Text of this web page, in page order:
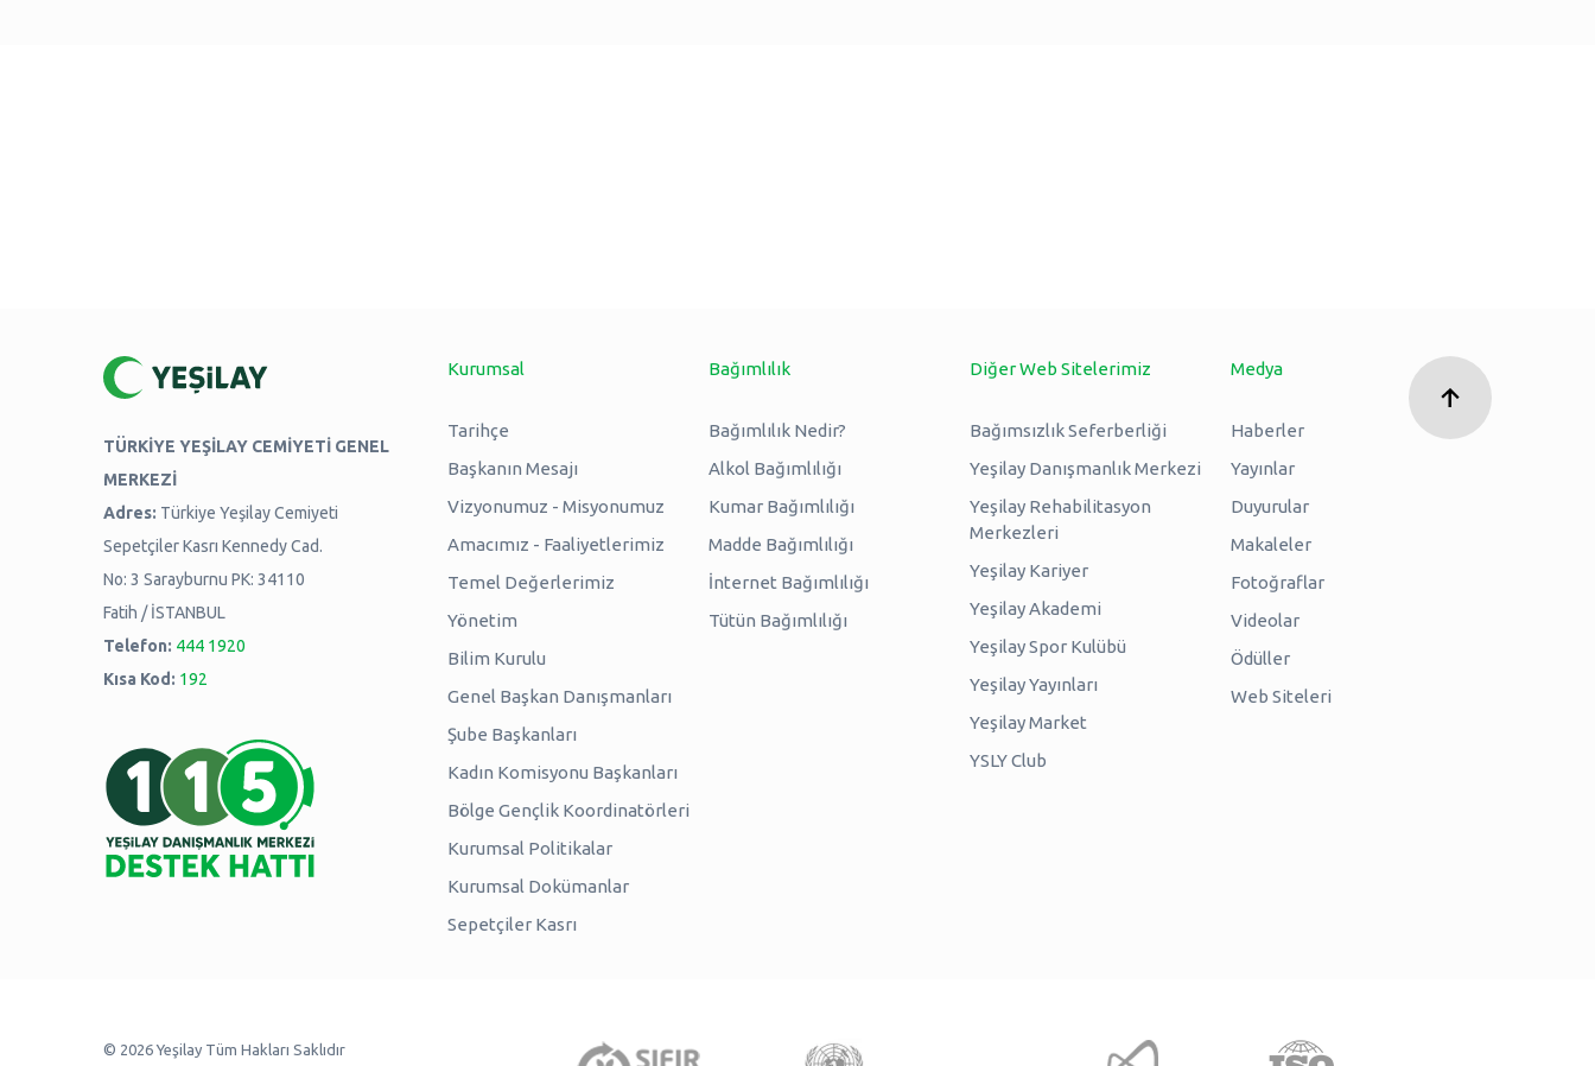
TÜRKİYE YEŞİLAY CEMİYETİ GENEL
MERKEZİ
Adres: Türkiye Yeşilay Cemiyeti
Sepetçiler Kasrı Kennedy Cad.
No: 3 Sarayburnu PK: 34110
Fatih / İSTANBUL
Telefon: 444 1920
Kısa Kod: 192
Kurumsal
Tarihçe
Başkanın Mesajı
Vizyonumuz - Misyonumuz
Amacımız - Faaliyetlerimiz
Temel Değerlerimiz
Yönetim
Bilim Kurulu
Genel Başkan Danışmanları
Şube Başkanları
Kadın Komisyonu Başkanları
Bölge Gençlik Koordinatörleri
Kurumsal Politikalar
Kurumsal Dokümanlar
Sepetçiler Kasrı
Bağımlılık
Bağımlılık Nedir?
Alkol Bağımlılığı
Kumar Bağımlılığı
Madde Bağımlılığı
İnternet Bağımlılığı
Tütün Bağımlılığı
Diğer Web Sitelerimiz
Bağımsızlık Seferberliği
Yeşilay Danışmanlık Merkezi
Yeşilay Rehabilitasyon
Merkezleri
Yeşilay Kariyer
Yeşilay Akademi
Yeşilay Spor Kulübü
Yeşilay Yayınları
Yeşilay Market
YSLY Club
Medya
Haberler
Yayınlar
Duyurular
Makaleler
Fotoğraflar
Videolar
Ödüller
Web Siteleri
© 2026 Yeşilay Tüm Hakları Saklıdır